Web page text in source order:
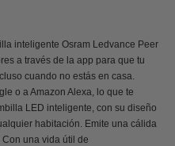
inteligente Osram Ledvance Peer
a través de la app para que tu
cuando no estás en casa.
o a Amazon Alexa, lo que te
LED inteligente, con su diseño
habitación. Emite una cálida
Con una vida útil de